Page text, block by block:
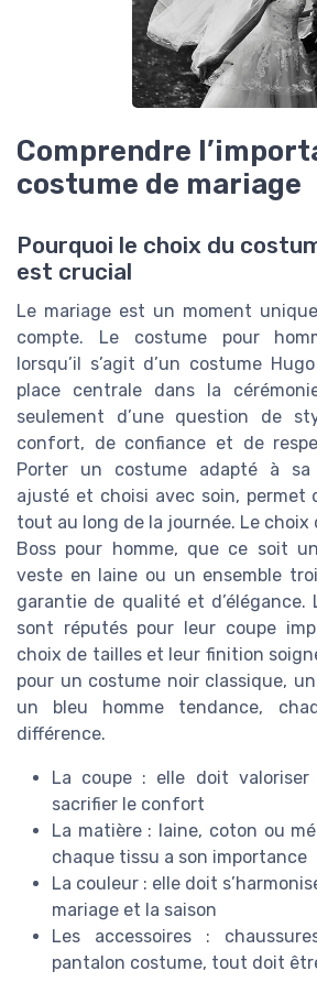
Comprendre
costume de mariage
Pourquoi le choix du
est crucial
Le mariage est un moment
compte. Le costume pour
lorsqu’il s’agit d’un costume
place centrale dans la
seulement d’une question de
confort, de confiance et de
Porter un costume adapté à sa
ajusté et choisi avec soin, permet
tout au long de la journée. Le choix
Boss pour homme, que ce soit
veste en laine ou un ensemble
garantie de qualité et d’élégance.
sont réputés pour leur coupe
choix de tailles et leur finition
pour un costume noir classique,
un bleu homme tendance,
différence.
La coupe : elle doit
sacrifier le confort
La matière : laine, coton ou
chaque tissu a son importance
La couleur : elle doit
mariage et la saison
Les accessoires :
pantalon costume, tout doit